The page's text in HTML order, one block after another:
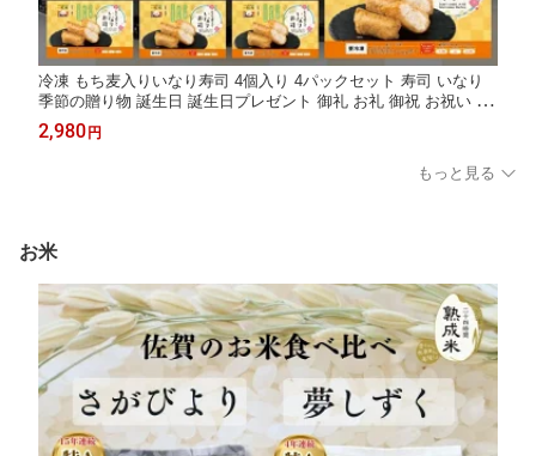
冷凍 もち麦入りいなり寿司 4個入り 4パックセット 寿司 いなり
季節の贈り物 誕生日 誕生日プレゼント 御礼 お礼 御祝 お祝い 御
祝 内祝い 内祝 快気祝い 御返し お返し お祝い返し 御見舞 御挨拶
ごあいさつ 粗品 寸志 志 来客 贈答品
2,980 円
もっと見る
お米